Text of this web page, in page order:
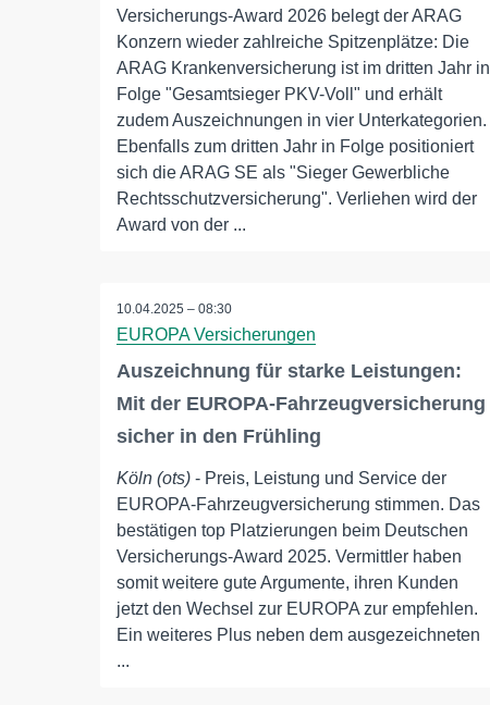
Versicherungs-Award 2026 belegt der ARAG
Konzern wieder zahlreiche Spitzenplätze: Die
ARAG Krankenversicherung ist im dritten Jahr in
Folge "Gesamtsieger PKV-Voll" und erhält
zudem Auszeichnungen in vier Unterkategorien.
Ebenfalls zum dritten Jahr in Folge positioniert
sich die ARAG SE als "Sieger Gewerbliche
Rechtsschutzversicherung". Verliehen wird der
Award von der ...
10.04.2025 – 08:30
EUROPA Versicherungen
Auszeichnung für starke Leistungen:
Mit der EUROPA-Fahrzeugversicherung
sicher in den Frühling
Köln (ots) - Preis, Leistung und Service der
EUROPA-Fahrzeugversicherung stimmen. Das
bestätigen top Platzierungen beim Deutschen
Versicherungs-Award 2025. Vermittler haben
somit weitere gute Argumente, ihren Kunden
jetzt den Wechsel zur EUROPA zur empfehlen.
Ein weiteres Plus neben dem ausgezeichneten
...